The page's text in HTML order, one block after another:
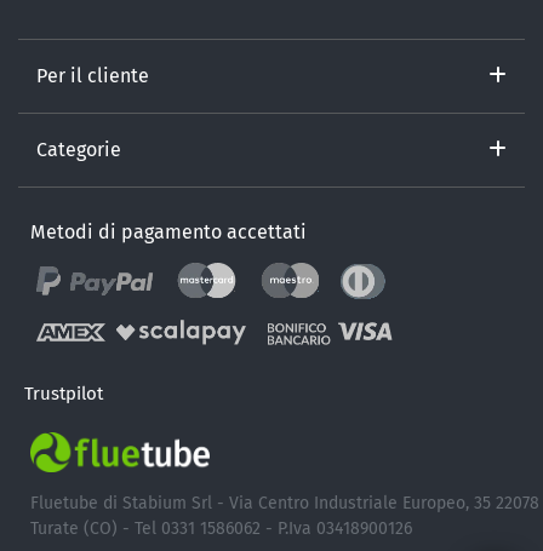
Per il cliente
Categorie
Metodi di pagamento accettati
Trustpilot
Fluetube di Stabium Srl - Via Centro Industriale Europeo, 35 22078
Turate (CO) - Tel 0331 1586062 - P.Iva 03418900126